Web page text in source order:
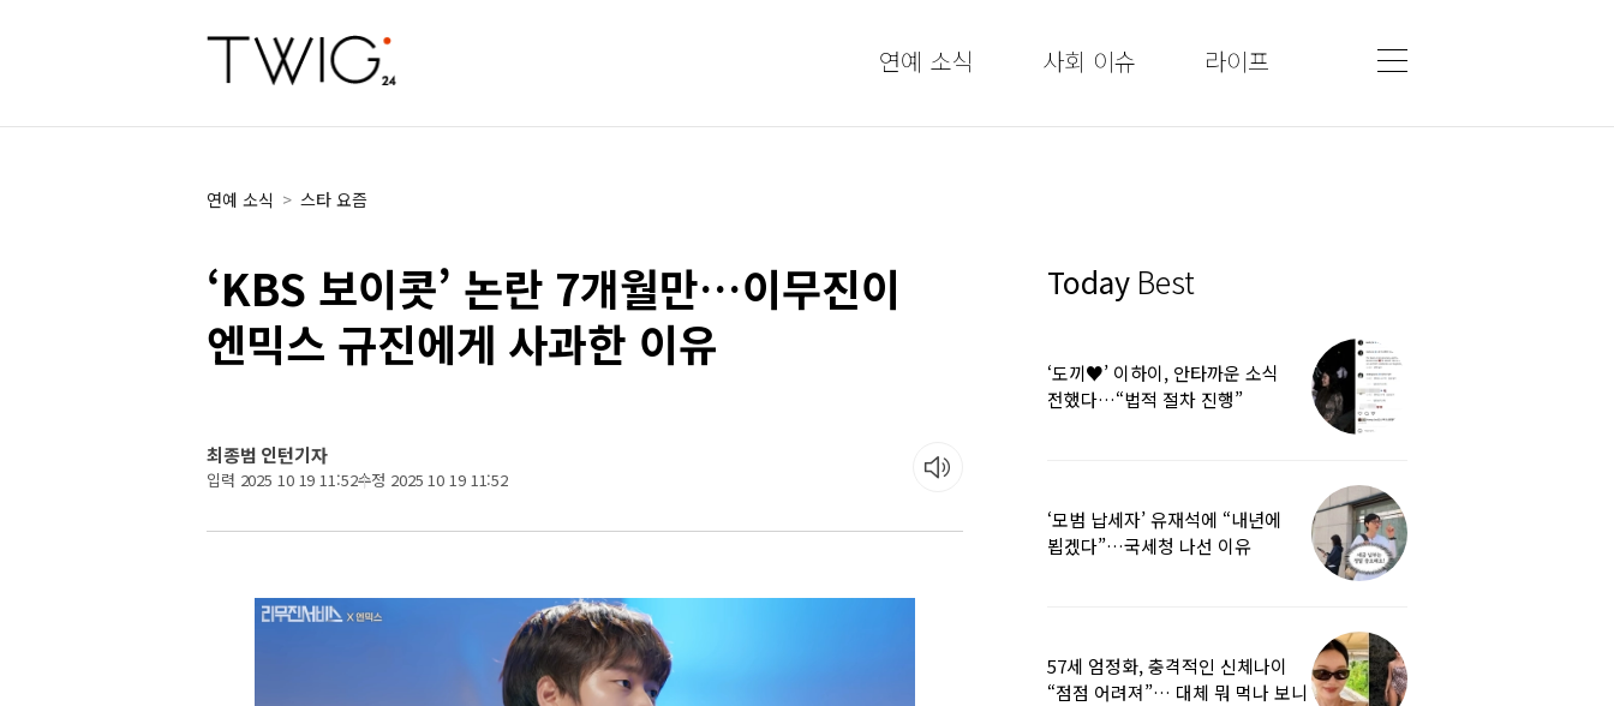
연예 소식 사회 이슈 라이프
연예 소식 > 스타 요즘
‘KBS 보이콧’ 논란 7개월만…이무진이
엔믹스 규진에게 사과한 이유
최종범 인턴기자
입력 2025 10 19 11:52수정 2025 10 19 11:52
Today Best
‘도끼♥’ 이하이, 안타까운 소식
전했다…“법적 절차 진행”
‘모범 납세자’ 유재석에 “내년에
뵙겠다”…국세청 나선 이유
57세 엄정화, 충격적인 신체나이
“점점 어려져”… 대체 뭐 먹나 보니